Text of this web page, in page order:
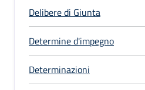
Delibere di Giunta
Determine d'impegno
Determinazioni